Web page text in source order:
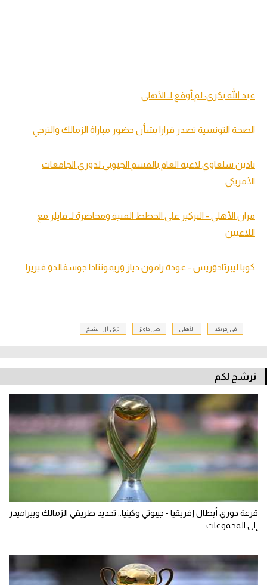
عبد الله بكري: لم أوقع لـ الأهلي
الصحة التونسية تصدر قرارا بشأن حضور مباراة الزمالك والترجي
نادين سلعاوي لاعبة العام بالقسم الجنوبي لدوري الجامعات
الأمريكي
مران الأهلي - التركيز على الخطط الفنية ومحاضرة لـ فايلر مع
اللاعبين
كوبا ليبرتادوريس - عودة رامون دياز وريمونتادا جوسفالدو فيريرا
في إفريقيا الأهلي صن داونز تركي آل الشيخ
نرشح لكم
قرعة دوري أبطال إفريقيا - جيبوتي وكينيا.. تحديد طريقي الزمالك وبيراميدز
إلى المجموعات